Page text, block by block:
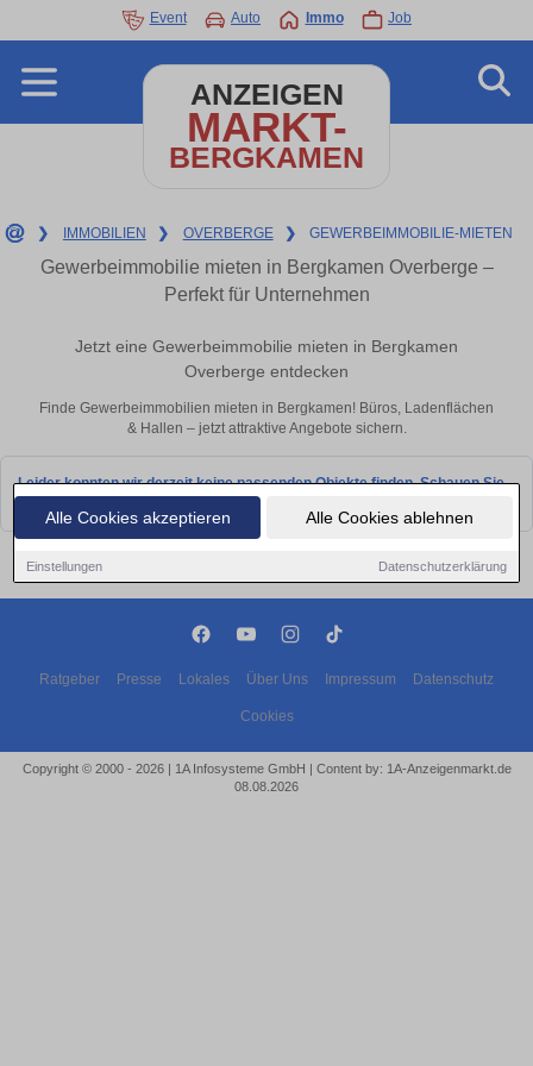
Alle Cookies akzeptieren Alle Cookies ablehnen
Einstellungen Datenschutzerklärung
Event Auto Immo Job
ANZEIGEN
MARKT-
BERGKAMEN
❯ IMMOBILIEN ❯ OVERBERGE ❯ GEWERBEIMMOBILIE-MIETEN
Gewerbeimmobilie mieten in Bergkamen Overberge –
Perfekt für Unternehmen
Jetzt eine Gewerbeimmobilie mieten in Bergkamen
Overberge entdecken
Finde Gewerbeimmobilien mieten in Bergkamen! Büros, Ladenflächen
& Hallen – jetzt attraktive Angebote sichern.
Leider konnten wir derzeit keine passenden Objekte finden. Schauen Sie
Ratgeber Presse Lokales Über Uns Impressum Datenschutz
Cookies
Copyright © 2000 - 2026 | 1A Infosysteme GmbH | Content by: 1A-Anzeigenmarkt.de
08.08.2026